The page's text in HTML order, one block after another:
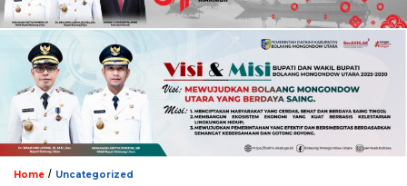
Home / Uncategorized